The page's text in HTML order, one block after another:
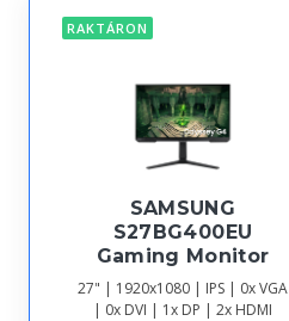
RAKTÁRON
SAMSUNG
S27BG400EU
Gaming Monitor
27" | 1920x1080 | IPS | 0x VGA
| 0x DVI | 1x DP | 2x HDMI